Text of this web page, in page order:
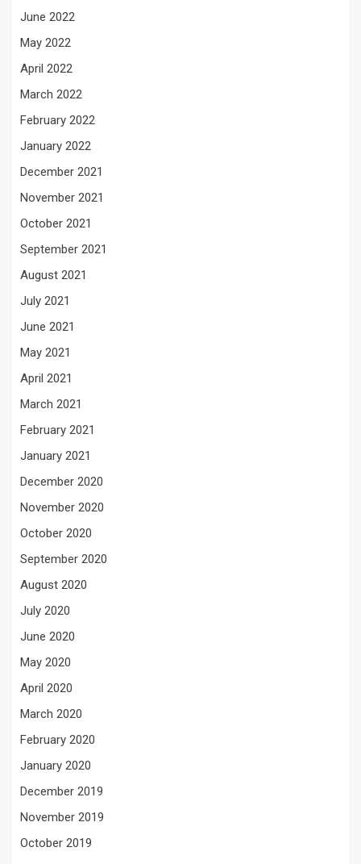
June 2022
May 2022
April 2022
March 2022
February 2022
January 2022
December 2021
November 2021
October 2021
September 2021
August 2021
July 2021
June 2021
May 2021
April 2021
March 2021
February 2021
January 2021
December 2020
November 2020
October 2020
September 2020
August 2020
July 2020
June 2020
May 2020
April 2020
March 2020
February 2020
January 2020
December 2019
November 2019
October 2019